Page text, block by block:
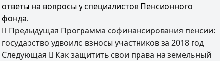
ответы на вопросы у специалистов Пенсионного
фонда.
Предыдущая Программа софинансирования пенсии:
государство удвоило взносы участников за 2018 год
Следующая
Как защитить свои права на земельный